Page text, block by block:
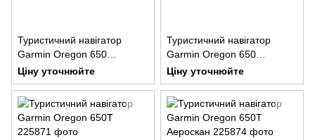
Туристичний навігатор
Garmin Oregon 650
Аероскан
Ціну уточнюйте
Туристичний навігатор
Garmin Oregon 650
НавЛюкс
Ціну уточнюйте